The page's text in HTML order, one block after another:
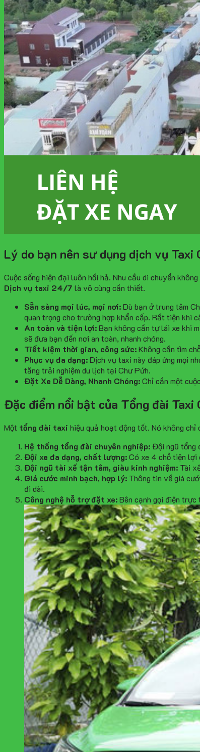
Lý do bạn nên sư dụng dịch vụ Taxi
Cuộc sống hiện đại luôn hối hả. Nhu cầu di chuyển
Dịch vụ taxi 24/7 là vô cùng cần thiết.
Sẵn sàng mọi lúc, mọi nơi:Dù bạn ở trung tâm
quan trọng cho trường hợp khẩn cấp. Rất tiện khi
An toàn và tiện lợi:Bạn không cần tự lái xe khi
sẽ đưa bạn đến nơi an toàn, nhanh chóng.
Tiết kiệm thời gian, công sức:Không cần tìm
Phục vụ đa dạng:Dịch vụ taxi này đáp ứng mọi
tăng trải nghiệm du lịch tại Chư Pứh.
Đặt Xe Dễ Dàng, Nhanh Chóng:Chỉ cần một
Đặc điểm nổi bật của Tổng đài Taxi
Một tổng đài taxi hiệu quả hoạt động tốt. Nó không chỉ
Hệ thống tổng đài chuyên nghiệp: Đội ngũ tổng
Đội xe đa dạng, chất lượng:Có xe 4 chỗ tiện lợi
Đội ngũ tài xế tận tâm, giàu kinh nghiệm: Tài
Giá cước minh bạch, hợp lý: Thông tin về giá
đi dài.
Công nghệ hỗ trợ đặt xe:Bên cạnh gọi điện trực